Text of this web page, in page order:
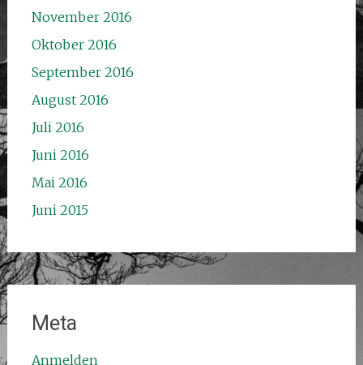
November 2016
Oktober 2016
September 2016
August 2016
Juli 2016
Juni 2016
Mai 2016
Juni 2015
Meta
Anmelden